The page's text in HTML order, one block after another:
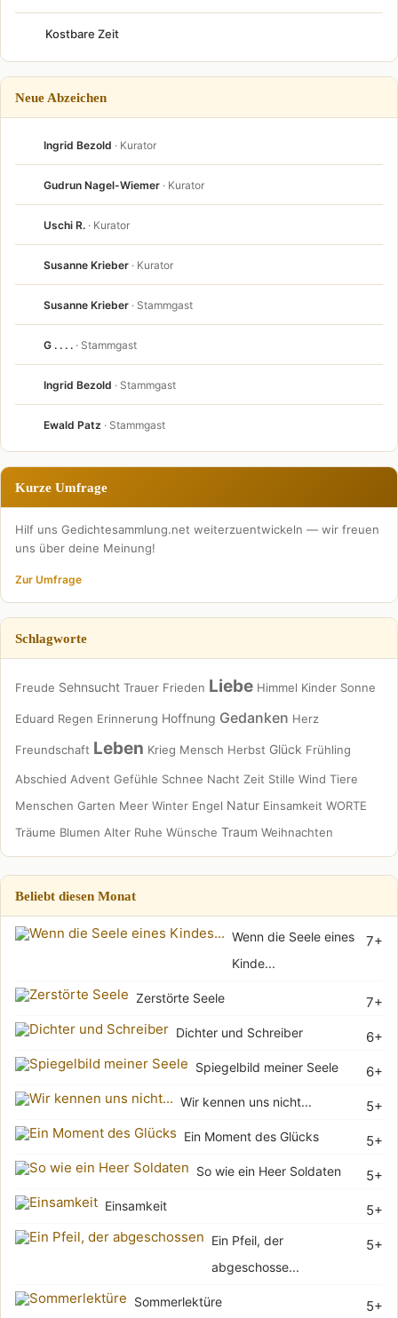
Kostbare Zeit
Neue Abzeichen
Ingrid Bezold · Kurator
Gudrun Nagel-Wiemer · Kurator
Uschi R. · Kurator
Susanne Krieber · Kurator
Susanne Krieber · Stammgast
G . . . . · Stammgast
Ingrid Bezold · Stammgast
Ewald Patz · Stammgast
Kurze Umfrage
Hilf uns Gedichtesammlung.net weiterzuentwickeln — wir freuen
uns über deine Meinung!
Zur Umfrage
Schlagworte
Freude Sehnsucht Trauer Frieden Liebe Himmel Kinder Sonne
Eduard Regen Erinnerung Hoffnung Gedanken Herz
Freundschaft Leben Krieg Mensch Herbst Glück Frühling
Abschied Advent Gefühle Schnee Nacht Zeit Stille Wind Tiere
Menschen Garten Meer Winter Engel Natur Einsamkeit WORTE
Träume Blumen Alter Ruhe Wünsche Traum Weihnachten
Beliebt diesen Monat
7+
Wenn die Seele eines
Kinde...
7+
Zerstörte Seele
6+
Dichter und Schreiber
6+
Spiegelbild meiner Seele
5+
Wir kennen uns nicht...
5+
Ein Moment des Glücks
5+
So wie ein Heer Soldaten
5+
Einsamkeit
5+
Ein Pfeil, der
abgeschosse...
5+
Sommerlektüre